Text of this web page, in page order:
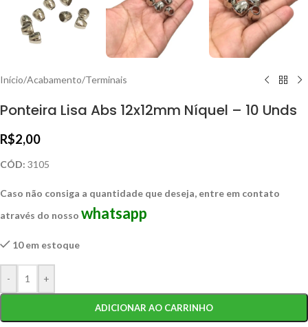
Início/Acabamento/Terminais
Ponteira Lisa Abs 12x12mm Níquel – 10 Unds
R$2,00
CÓD: 3105
Caso não consiga a quantidade que deseja, entre em contato
através do nosso whatsapp
10 em estoque
- +
ADICIONAR AO CARRINHO